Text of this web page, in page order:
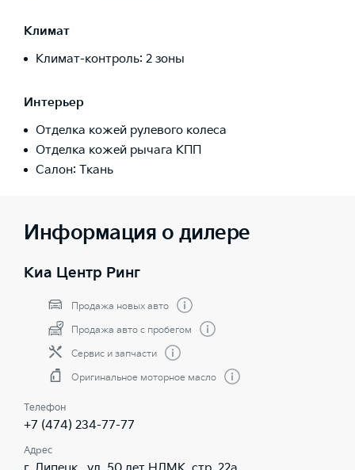
Климат
Климат-контроль: 2 зоны
Интерьер
Отделка кожей рулевого колеса
Отделка кожей рычага КПП
Салон: Ткань
Информация о дилере
Киа Центр Ринг
Продажа новых авто
Продажа авто с пробегом
Сервис и запчасти
Оригинальное моторное масло
Телефон
+7 (474) 234-77-77
Адрес